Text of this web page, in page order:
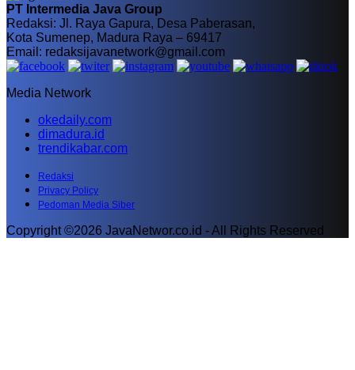
PT Intermedia Java Group
Redaksi: Jl. Raya Gapura, Desa Paberasan,
Kota Sumenep, Madura Raya – 69417
Email: redaksijavanetwork@gmail.com
Media Network
okedaily.com
dimadura.id
trendikabar.com
Redaksi
Privacy Policy
Pedoman Media Siber
Copyright ©2026 JavaNetwor.co.id - All Rights Reserved